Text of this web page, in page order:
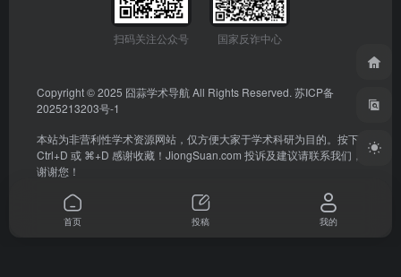
扫码关注公众号 国家反诈中心
Copyright © 2025 囧蒜学术导航 All Rights Reserved. 苏ICP备
2025213203号-1
本站为非营利性学术资源网站，仅方便大家于学术科研为目的。按下
Ctrl+D 或 ⌘+D 感谢收藏！ JiongSuan.com 投诉及建议请联系我们，
谢谢您！
首页 投稿 我的